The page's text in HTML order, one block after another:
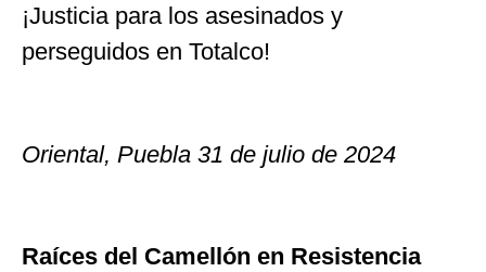
¡Justicia para los asesinados y
perseguidos en Totalco!
Oriental, Puebla 31 de julio de 2024
Raíces del Camellón en Resistencia